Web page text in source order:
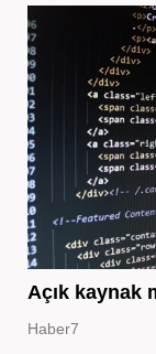
Açık kaynak
Haber7